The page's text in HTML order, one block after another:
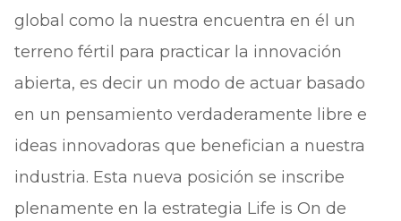
global como la nuestra encuentra en él un
terreno fértil para practicar la innovación
abierta, es decir un modo de actuar basado
en un pensamiento verdaderamente libre e
ideas innovadoras que benefician a nuestra
industria. Esta nueva posición se inscribe
plenamente en la estrategia Life is On de